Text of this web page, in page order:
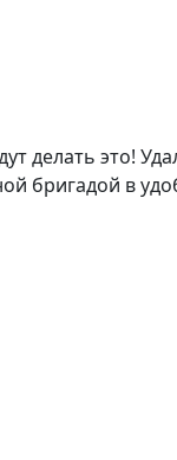
это!
бригадой в